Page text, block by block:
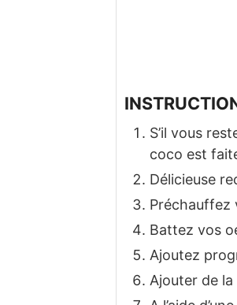
S’il vous
coco est
Délicieuse
Préchauffez
Battez vos
Ajoutez
Ajouter de